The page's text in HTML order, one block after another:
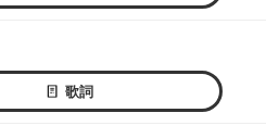
歌詞